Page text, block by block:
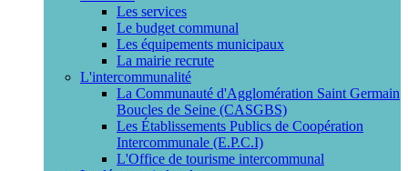
Les services
Le budget communal
Les équipements municipaux
La mairie recrute
L'intercommunalité
La Communauté d'Agglomération Saint Germain
Boucles de Seine (CASGBS)
Les Établissements Publics de Coopération
Intercommunale (E.P.C.I)
L'Office de tourisme intercommunal